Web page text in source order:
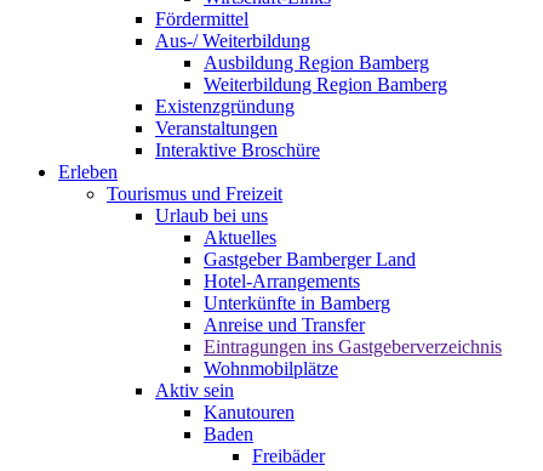
Fördermittel
Aus-/ Weiterbildung
Ausbildung Region Bamberg
Weiterbildung Region Bamberg
Existenzgründung
Veranstaltungen
Interaktive Broschüre
Erleben
Tourismus und Freizeit
Urlaub bei uns
Aktuelles
Gastgeber Bamberger Land
Hotel-Arrangements
Unterkünfte in Bamberg
Anreise und Transfer
Eintragungen ins Gastgeberverzeichnis
Wohnmobilplätze
Aktiv sein
Kanutouren
Baden
Freibäder